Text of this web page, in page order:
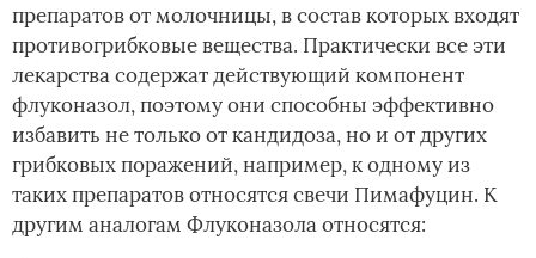
препаратов от молочницы, в состав которых входят
противогрибковые вещества. Практически все эти
лекарства содержат действующий компонент
флуконазол, поэтому они способны эффективно
избавить не только от кандидоза, но и от других
грибковых поражений, например, к одному из
таких препаратов относятся свечи Пимафуцин. К
другим аналогам Флуконазола относятся: